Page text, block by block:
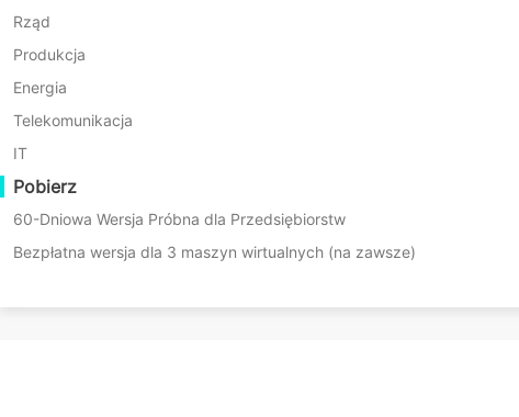
Rząd
Produkcja
Energia
Telekomunikacja
IT
Pobierz
60-Dniowa Wersja Próbna dla Przedsiębiorstw
Bezpłatna wersja dla 3 maszyn wirtualnych (na zawsze)